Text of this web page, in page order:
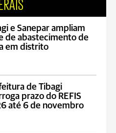
e Sanepar ampliam
de abastecimento de
em distrito
de Tibagi
prazo do REFIS
até 6 de novembro